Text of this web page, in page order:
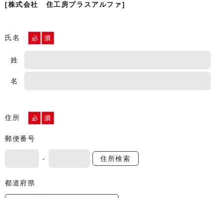
[株式会社 住工房プラスアルファ]
氏名
姓
名
住所
郵便番号
- 住所検索
都道府県